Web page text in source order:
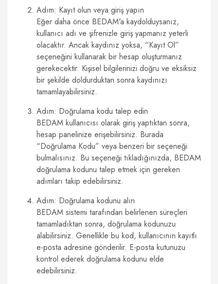
Adım: Kayıt olun veya giriş yapın
Eğer daha önce BEDAM'a kaydolduysanız,
kullanıcı adı ve şifrenizle giriş yapmanız yeterli
olacaktır. Ancak kaydınız yoksa, “Kayıt Ol”
seçeneğini kullanarak bir hesap oluşturmanız
gerekecektir. Kişisel bilgilerinizi doğru ve eksiksiz
bir şekilde doldurduktan sonra kaydınızı
tamamlayabilirsiniz.
Adım: Doğrulama kodu talep edin
BEDAM kullanıcısı olarak giriş yaptıktan sonra,
hesap panelinize erişebilirsiniz. Burada
“Doğrulama Kodu” veya benzeri bir seçeneği
bulmalısınız. Bu seçeneği tıkladığınızda, BEDAM
doğrulama kodunu talep etmek için gereken
adımları takip edebilirsiniz.
Adım: Doğrulama kodunu alın
BEDAM sistemi tarafından belirlenen süreçleri
tamamladıktan sonra, doğrulama kodunuzu
alabilirsiniz. Genellikle bu kod, kullanıcının kayıtlı
e-posta adresine gönderilir. E-posta kutunuzu
kontrol ederek doğrulama kodunu elde
edebilirsiniz.